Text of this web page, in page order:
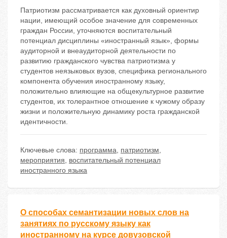
Патриотизм рассматривается как духовный ориентир
нации, имеющий особое значение для современных
граждан России, уточняются воспитательный
потенциал дисциплины «иностранный язык», формы
аудиторной и внеаудиторной деятельности по
развитию гражданского чувства патриотизма у
студентов неязыковых вузов, специфика регионального
компонента обучения иностранному языку,
положительно влияющие на общекультурное развитие
студентов, их толерантное отношение к чужому образу
жизни и положительную динамику роста гражданской
идентичности.
Ключевые слова: программа, патриотизм,
мероприятия, воспитательный потенциал
иностранного языка
О способах семантизации новых слов на
занятиях по русскому языку как
иностранному на курсе довузовской